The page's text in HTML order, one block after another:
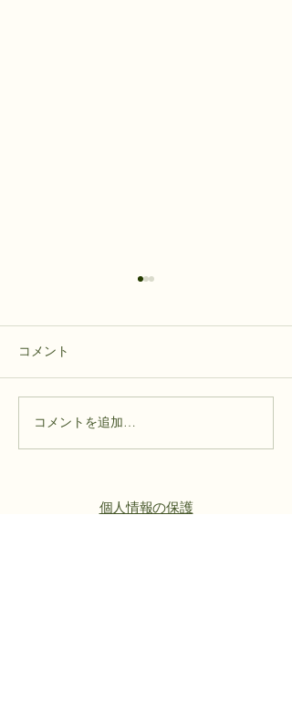
運営協議会 定例総会開催
コメント
コメントを追加…
個人情報の保護